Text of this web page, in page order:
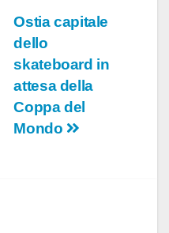
Ostia capitale
dello
skateboard in
attesa della
Coppa del
Mondo